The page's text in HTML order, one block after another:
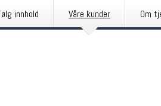
innhold Våre kunder Om